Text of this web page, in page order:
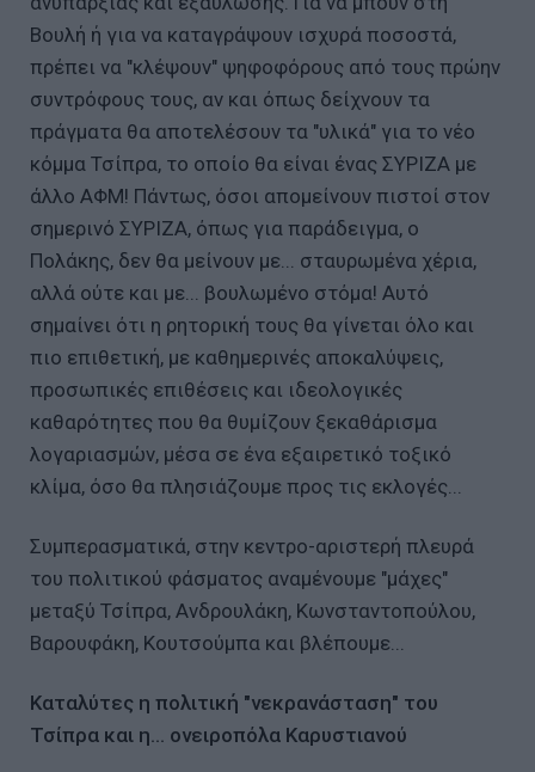
Βουλή ή για να καταγράψουν ισχυρά ποσοστά,
πρέπει να "κλέψουν" ψηφοφόρους από τους πρώην
συντρόφους τους, αν και όπως δείχνουν τα
πράγματα θα αποτελέσουν τα "υλικά" για το νέο
κόμμα Τσίπρα, το οποίο θα είναι ένας ΣΥΡΙΖΑ με
άλλο ΑΦΜ! Πάντως, όσοι απομείνουν πιστοί στον
σημερινό ΣΥΡΙΖΑ, όπως για παράδειγμα, ο
Πολάκης, δεν θα μείνουν με... σταυρωμένα χέρια,
αλλά ούτε και με... βουλωμένο στόμα! Αυτό
σημαίνει ότι η ρητορική τους θα γίνεται όλο και
πιο επιθετική, με καθημερινές αποκαλύψεις,
προσωπικές επιθέσεις και ιδεολογικές
καθαρότητες που θα θυμίζουν ξεκαθάρισμα
λογαριασμών, μέσα σε ένα εξαιρετικό τοξικό
κλίμα, όσο θα πλησιάζουμε προς τις εκλογές...
Συμπερασματικά, στην κεντρο-αριστερή πλευρά
του πολιτικού φάσματος αναμένουμε "μάχες"
μεταξύ Τσίπρα, Ανδρουλάκη, Κωνσταντοπούλου,
Βαρουφάκη, Κουτσούμπα και βλέπουμε...
Καταλύτες η πολιτική "νεκρανάσταση" του
Τσίπρα και η... ονειροπόλα Καρυστιανού